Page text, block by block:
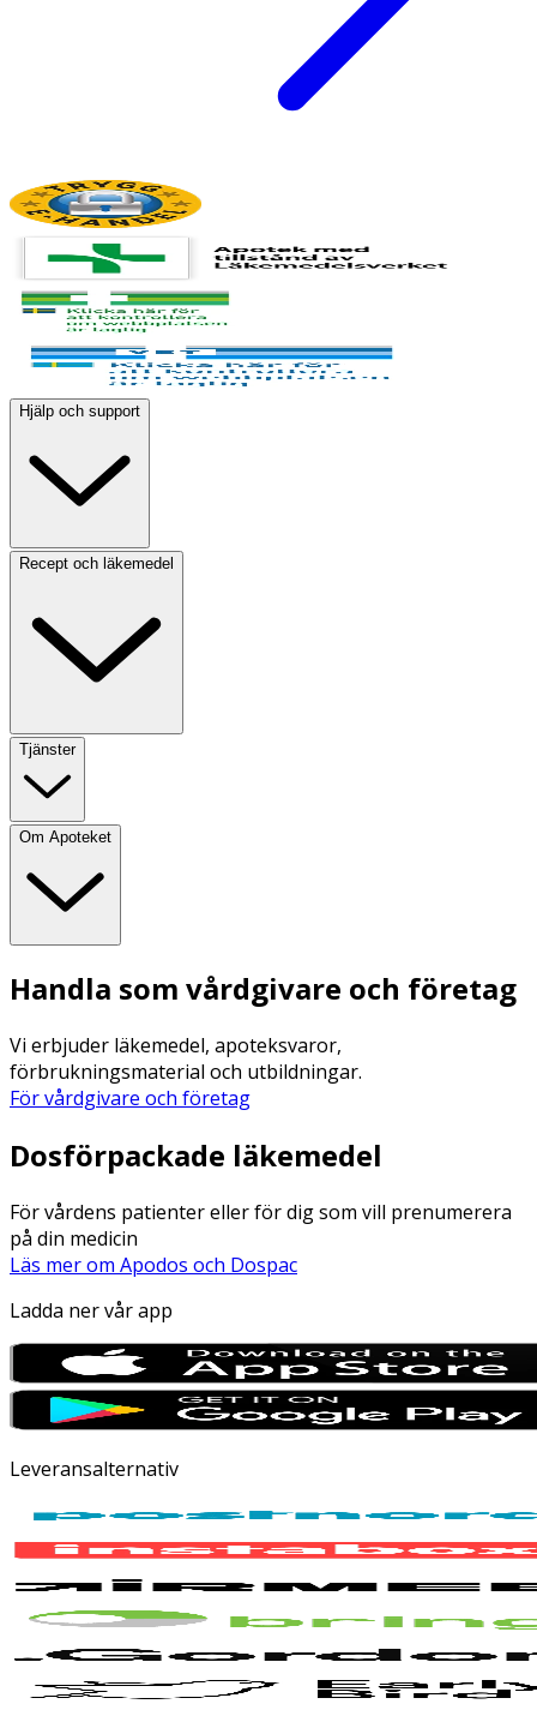
Hjälp och support
Recept och läkemedel
Tjänster
Om Apoteket
Handla som vårdgivare och företag
Vi erbjuder läkemedel, apoteksvaror,
förbrukningsmaterial och utbildningar.
För vårdgivare och företag
Dosförpackade läkemedel
För vårdens patienter eller för dig som vill prenumerera
på din medicin
Läs mer om Apodos och Dospac
Ladda ner vår app
Leveransalternativ